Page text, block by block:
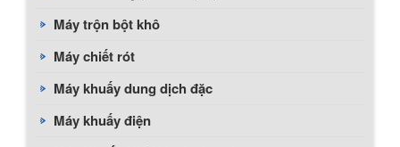
Máy trộn bột khô
Máy chiết rót
Máy khuấy dung dịch đặc
Máy khuấy điện